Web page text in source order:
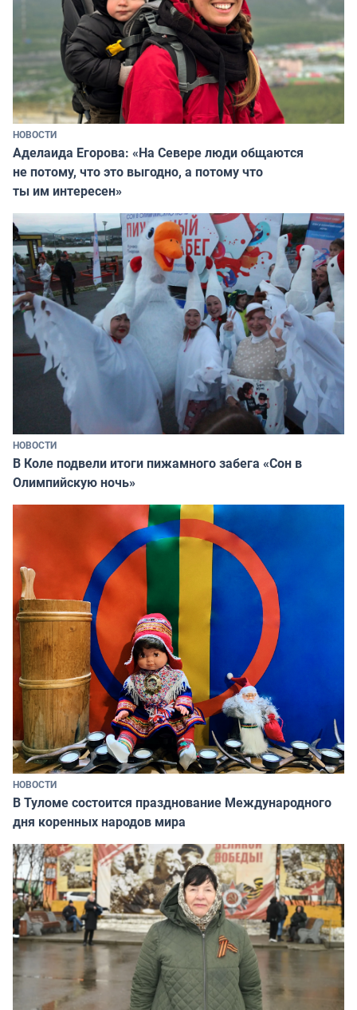
НОВОСТИ
Аделаида Егорова: «На Севере люди общаются
не потому, что это выгодно, а потому что
ты им интересен»
НОВОСТИ
В Коле подвели итоги пижамного забега «Сон в
Олимпийскую ночь»
НОВОСТИ
В Туломе состоится празднование Международного
дня коренных народов мира